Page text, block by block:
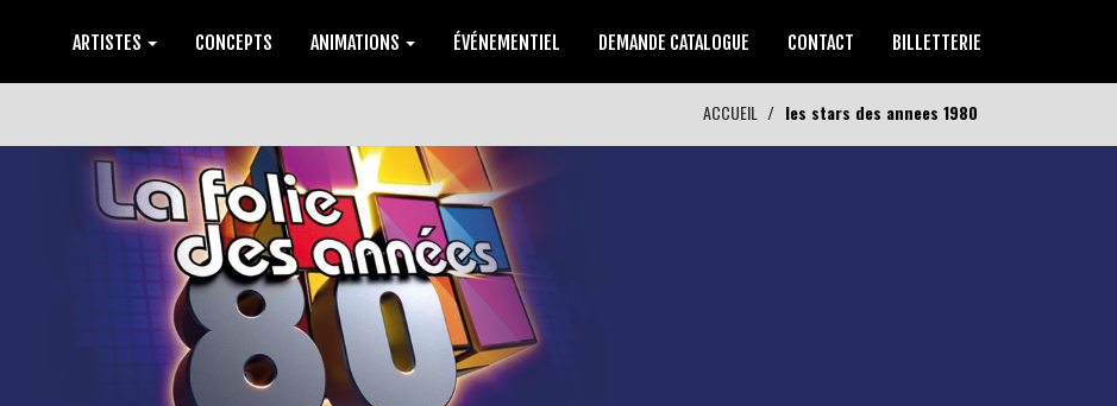
ARTISTES CONCEPTS ANIMATIONS ÉVÉNEMENTIEL DEMANDE CATALOGUE CONTACT BILLETTERIE
ACCUEIL les stars des annees 1980